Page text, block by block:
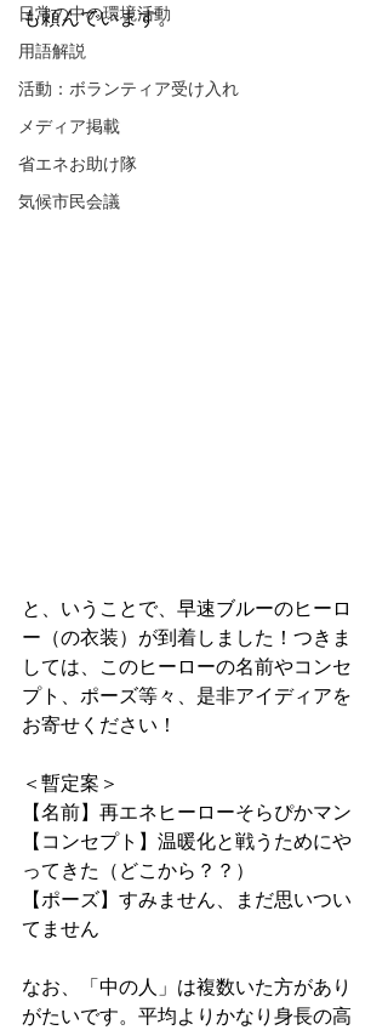
日常の中の環境活動
用語解説
活動：ボランティア受け入れ
メディア掲載
省エネお助け隊
気候市民会議
も頼んでいます。
と、いうことで、早速ブルーのヒーロ
ー（の衣装）が到着しました！つきま
しては、このヒーローの名前やコンセ
プト、ポーズ等々、是非アイディアを
お寄せください！
＜暫定案＞
【名前】再エネヒーローそらぴかマン
【コンセプト】温暖化と戦うためにや
ってきた（どこから？？）
【ポーズ】すみません、まだ思いつい
てません
なお、「中の人」は複数いた方があり
がたいです。平均よりかなり身長の高